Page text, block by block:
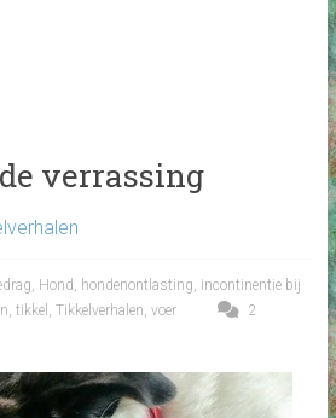
verrassing
, Hond , hondenontlasting, incontinentie bij
, tikkel , Tikkelverhalen, voer
2